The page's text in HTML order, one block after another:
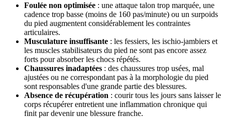
Foulée non optimisée : une attaque talon trop marquée, une
cadence trop basse (moins de 160 pas/minute) ou un surpoids
du pied augmentent considérablement les contraintes
articulaires.
Musculature insuffisante : les fessiers, les ischio-jambiers et
les muscles stabilisateurs du pied ne sont pas encore assez
forts pour absorber les chocs répétés.
Chaussures inadaptées : des chaussures trop usées, mal
ajustées ou ne correspondant pas à la morphologie du pied
sont responsables d'une grande partie des blessures.
Absence de récupération : courir tous les jours sans laisser le
corps récupérer entretient une inflammation chronique qui
finit par devenir une blessure franche.